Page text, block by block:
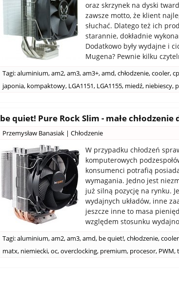
oraz skrzynek na dyski
zawsze motto, że klient
słuchać. Dlatego też ich
starannie, dokładnie
Dodatkowo były wydajne i
Mugena? Pewnie kilku
Tagi:aluminium,am2,am3,am3+,amd,chłodzenie,cooler,
japonia, kompaktowy, LGA1151, LGA1155, miedź, niebiescy,
be quiet! Pure Rock Slim - małe
Przemysław Banasiak | Chłodzenie
W przypadku chłodzeń
komputerowych
konsumenci potrafią
wymagania. Jedno jest
już silną pozycję na rynku.
wydajnych układów, inne
jeszcze inne to masa
względem stosunku
Tagi:aluminium,am2,am3,amd, be quiet!,chłodzenie,cooler
matx, niemiecki,oc,overclocking, premium, procesor, PWM,